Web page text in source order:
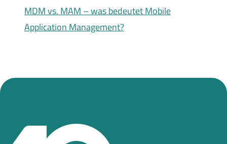
MDM vs. MAM – was bedeutet Mobile
Application Management?